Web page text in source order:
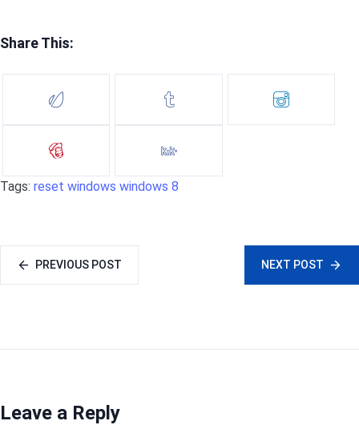
Share This:
Tags: reset windows windows 8
PREVIOUS POST NEXT POST
Leave a Reply